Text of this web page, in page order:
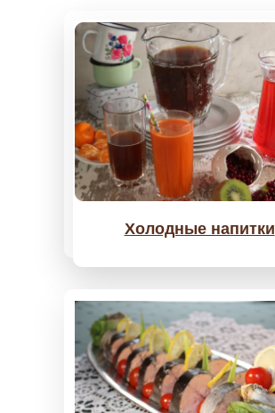
Холодные напитки